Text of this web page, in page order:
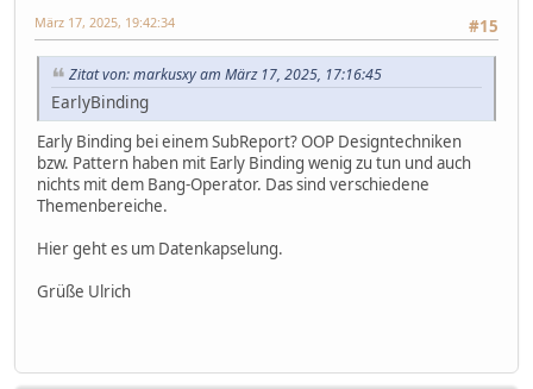
#15
März 17, 2025, 19:42:34
Zitat von: markusxy am März 17, 2025, 17:16:45
EarlyBinding
Early Binding bei einem SubReport? OOP Designtechniken
bzw. Pattern haben mit Early Binding wenig zu tun und auch
nichts mit dem Bang-Operator. Das sind verschiedene
Themenbereiche.
Hier geht es um Datenkapselung.
Grüße Ulrich